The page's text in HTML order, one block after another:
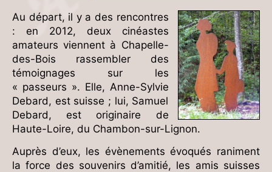
Au départ, il y a des rencontres
: en 2012, deux cinéastes
amateurs viennent à Chapelle-
des-Bois rassembler des
témoignages sur les
« passeurs ». Elle, Anne-Sylvie
Debard, est suisse ; lui, Samuel
Debard, est originaire de
Haute-Loire, du Chambon-sur-Lignon.
Auprès d’eux, les évènements évoqués raniment
la force des souvenirs d’amitié, les amis suisses